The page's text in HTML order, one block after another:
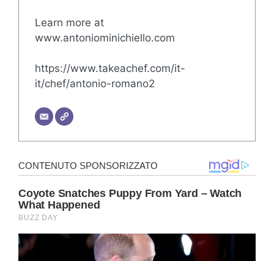
Learn more at
www.antoniominichiello.com
https://www.takeachef.com/it-
it/chef/antonio-romano2